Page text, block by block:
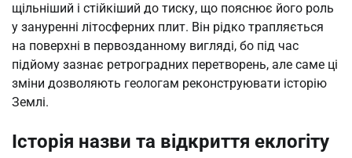
щільніший і стійкіший до тиску, що пояснює його роль
у зануренні літосферних плит. Він рідко трапляється
на поверхні в первозданному вигляді, бо під час
підйому зазнає ретроградних перетворень, але саме ці
зміни дозволяють геологам реконструювати історію
Землі.
Історія назви та відкриття еклогіту